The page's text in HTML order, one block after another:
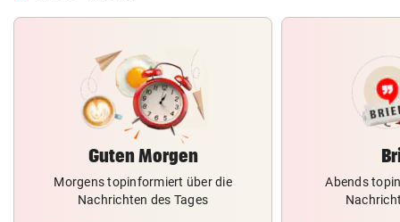
Guten Morgen
Morgens topinformiert über die
Nachrichten des Tages
Abends